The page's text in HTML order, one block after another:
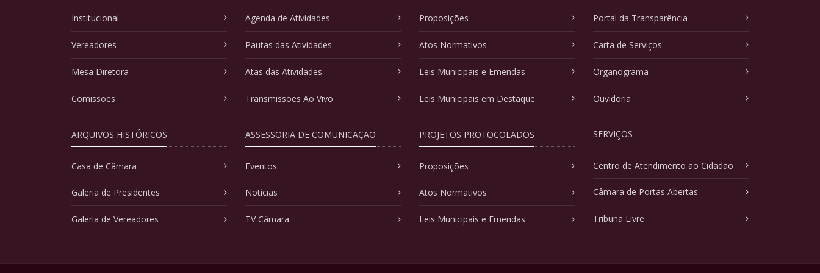
Institucional
Vereadores
Mesa Diretora
Comissões
ARQUIVOS HISTÓRICOS
Casa de Câmara
Galeria de Presidentes
Galeria de Vereadores
Agenda de Atividades
Pautas das Atividades
Atas das Atividades
Transmissões Ao Vivo
ASSESSORIA DE COMUNICAÇÃO
Eventos
Notícias
TV Câmara
Proposições
Atos Normativos
Leis Municipais e Emendas
Leis Municipais em Destaque
PROJETOS PROTOCOLADOS
Proposições
Atos Normativos
Leis Municipais e Emendas
Portal da Transparência
Carta de Serviços
Organograma
Ouvidoria
SERVIÇOS
Centro de Atendimento ao Cidadão
Câmara de Portas Abertas
Tribuna Livre